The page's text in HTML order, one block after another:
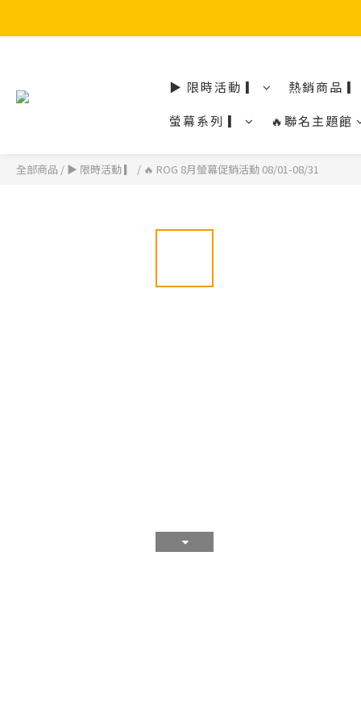
▶ 限時活動 ▎
熱銷商品 ▎
螢幕系列 ▎
🔥聯名主題館
全部商品 / ▶ 限時活動 ▎ / 🔥 ROG 8月螢幕促銷活動 08/01-08/31